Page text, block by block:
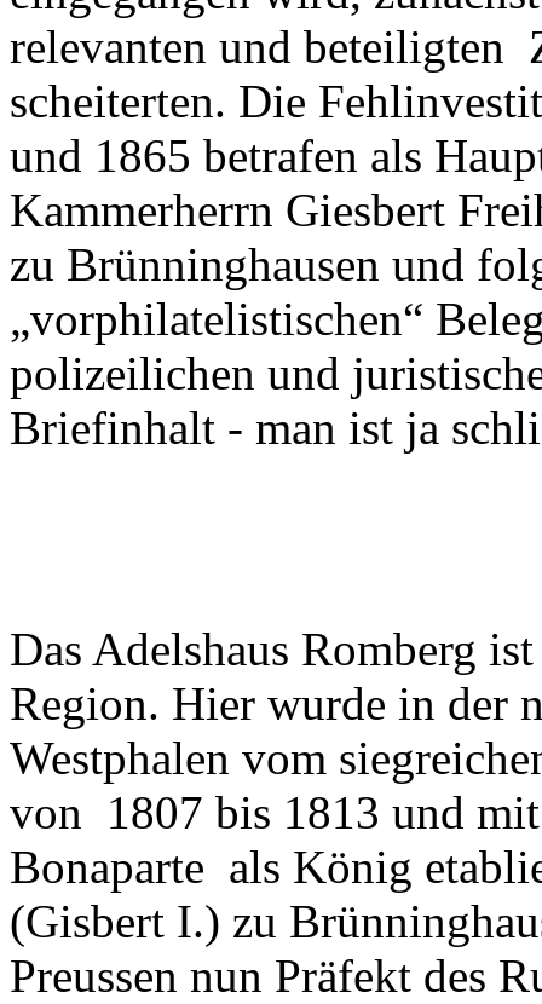
relevanten und beteiligten
scheiterten. Die
und 1865 betrafen als
Kammerherrn Giesbert
zu Brünninghausen und
„vorphilatelistischen“
polizeilichen und
Briefinhalt - man ist ja
Das Adelshaus Romberg
Region. Hier wurde in der
Westphalen vom
von 1807 bis 1813 und
Bonaparte als König
(Gisbert I.) zu
Preussen nun Präfekt des